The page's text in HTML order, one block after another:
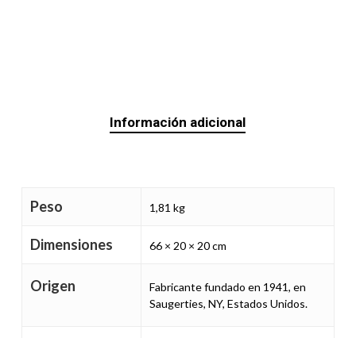
Información adicional
Peso 1,81 kg
Dimensiones 66 × 20 × 20 cm
Origen
Fabricante fundado en 1941, en
Saugerties, NY, Estados Unidos.